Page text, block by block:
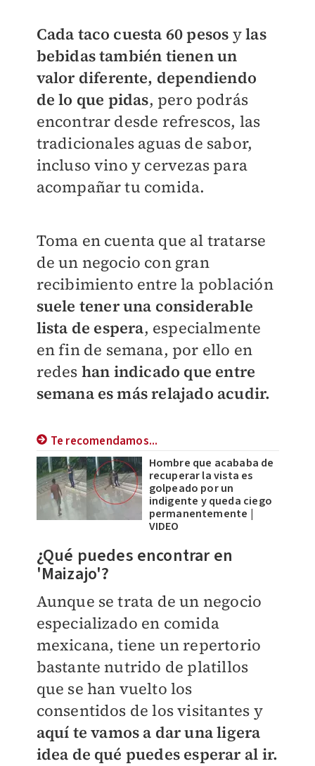
Cada taco cuesta 60 pesos ylas
bebidas también tienen un
valor diferente, dependiendo
de lo que pidas, pero podrás
encontrar desde refrescos, las
tradicionales aguas de sabor,
incluso vino y cervezas para
acompañar tu comida.
Toma en cuenta que al tratarse
de un negocio con gran
recibimiento entre la población
suele tener una considerable
lista de espera, especialmente
en fin de semana, por ello en
redes han indicado que entre
semana es más relajado acudir.
Te recomendamos...
Hombre que acababa de
recuperar la vista es
golpeado por un
indigente y queda ciego
permanentemente |
VIDEO
¿Qué puedes encontrar en
'Maizajo'?
Aunque se trata de un negocio
especializado en comida
mexicana, tiene un repertorio
bastante nutrido de platillos
que se han vuelto los
consentidos de los visitantes y
aquí te vamos a dar una ligera
idea de qué puedes esperar al ir.